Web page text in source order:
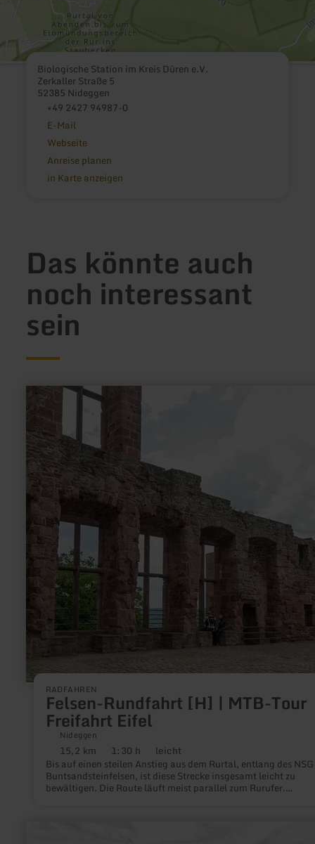
Biologische Station im Kreis Düren e.V.
Zerkaller Straße 5
52385 Nideggen
+49 2427 94987-0
E-Mail
Webseite
Anreise planen
in Karte anzeigen
Das könnte auch
noch interessant
sein
RADFAHREN
Felsen-Rundfahrt [H] | MTB-Tour
Freifahrt Eifel
Nideggen
Distanz:
15,2 km Dauer:
1:30 h Anforderung:
leicht
Bis auf einen steilen Anstieg aus dem Rurtal, entlang des NSG
Buntsandsteinfelsen, ist diese Strecke insgesamt leicht zu
bewältigen. Die Route läuft meist parallel zum Rurufer.
erfahren
Rundfahrt
[H]
MTB-
Tour
Freifahrt
Eifel